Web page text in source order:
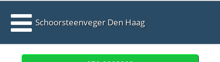
Schoorsteenveger Den Haag